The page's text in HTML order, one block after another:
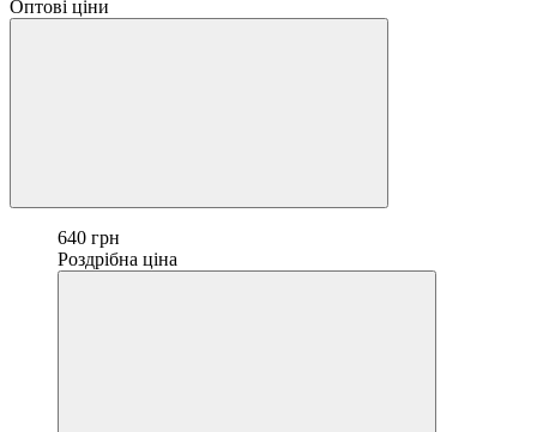
Оптові ціни
640 грн
Роздрібна ціна